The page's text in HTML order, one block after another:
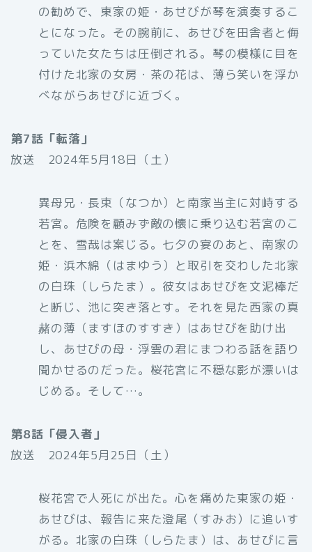
の勧めで、東家の姫・あせびが琴を演奏するこ
とになった。その腕前に、あせびを田舎者と侮
っていた女たちは圧倒される。琴の模様に目を
付けた北家の女房・茶の花は、薄ら笑いを浮か
べながらあせびに近づく。
第7話「転落」
放送 2024年5月18日（土）
異母兄・長束（なつか）と南家当主に対峙する
若宮。危険を顧みず敵の懐に乗り込む若宮のこ
とを、雪哉は案じる。七夕の宴のあと、南家の
姫・浜木綿（はまゆう）と取引を交わした北家
の白珠（しらたま）。彼女はあせびを文泥棒だ
と断じ、池に突き落とす。それを見た西家の真
赭の薄（ますほのすすき）はあせびを助け出
し、あせびの母・浮雲の君にまつわる話を語り
聞かせるのだった。桜花宮に不穏な影が漂いは
じめる。そして…。
第8話「侵入者」
放送 2024年5月25日（土）
桜花宮で人死にが出た。心を痛めた東家の姫・
あせびは、報告に来た澄尾（すみお）に追いす
がる。北家の白珠（しらたま）は、あせびに言